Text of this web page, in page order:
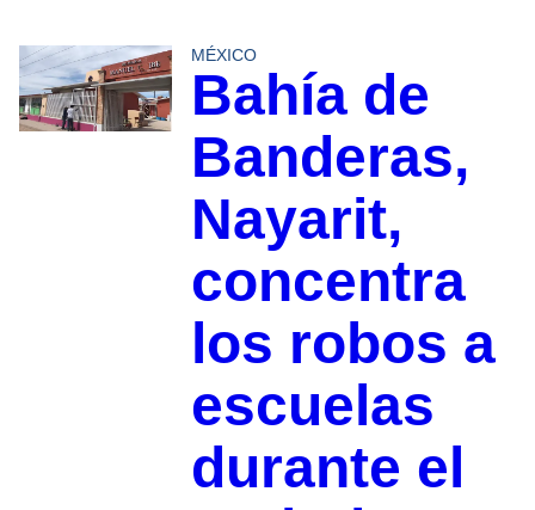
MÉXICO
Bahía de
Banderas,
Nayarit,
concentra
los robos a
escuelas
durante el